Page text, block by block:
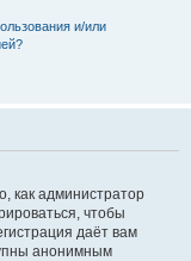
и/или
как администратор
чтобы
даёт вам
анонимным